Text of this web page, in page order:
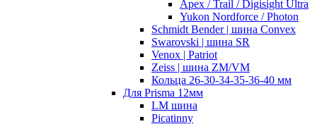
Apex / Trail / Digisight Ultra
Yukon Nordforce / Photon
Schmidt Bender | шина Convex
Swarovski | шина SR
Venox | Patriot
Zeiss | шина ZM/VM
Кольца 26-30-34-35-36-40 мм
Для Prisma 12мм
LM шина
Picatinny